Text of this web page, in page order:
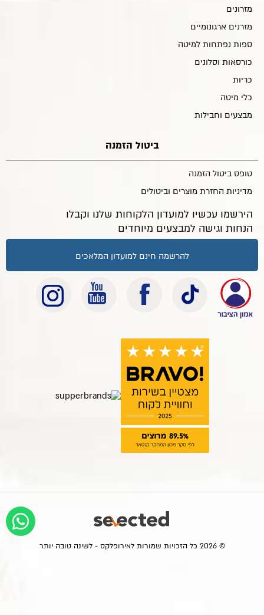
מזרונים
מזרנים ארגונומיים
ספות נפתחות למיטה
כורסאות וסלונים
כריות
כלי מיטה
מבצעים וחבילות
ביטול הזמנה
טופס ביטול הזמנה
מדיניות החזרת מוצרים וביטולים
הירשמו עכשיו למועדון הלקוחות שלנו וקבלו
הנחות וגישה למבצעים מיוחדים
להרשמה חינם למועדון המלאכים
© 2026 כל הזכויות שמורות לאירופלקס - לשינה טובה יותר